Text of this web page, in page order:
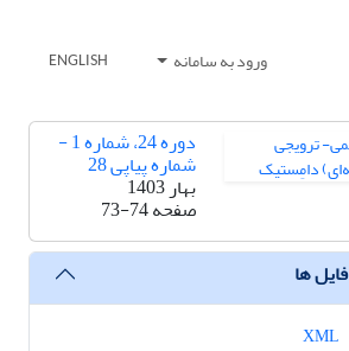
ورود به سامانه ENGLISH
دوره 24، شماره 1 -
شماره پیاپی 28
بهار 1403
صفحه73-74
فایل ها